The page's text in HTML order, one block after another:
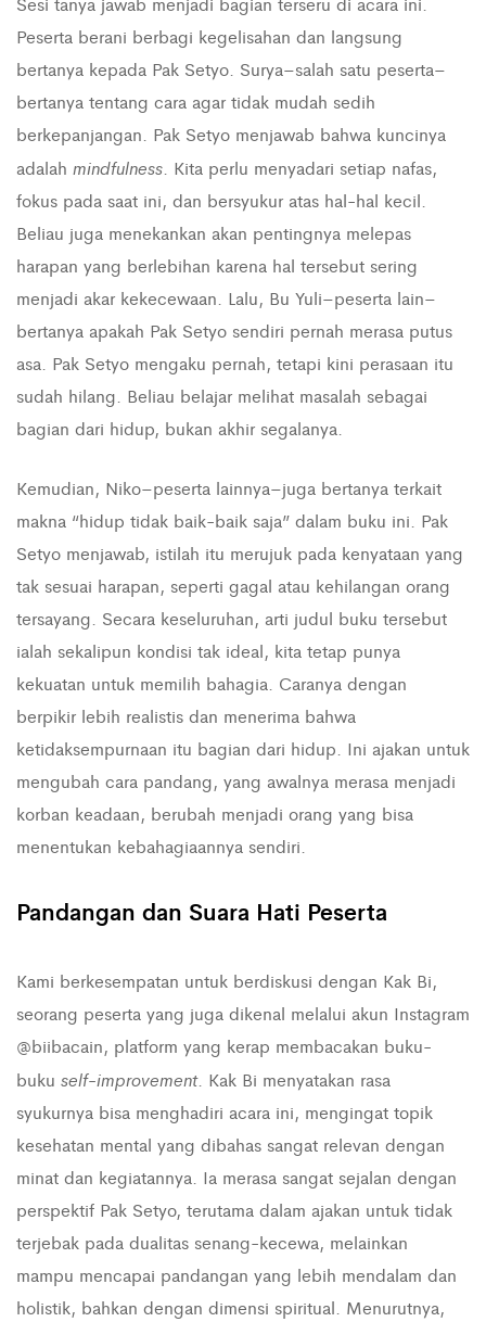
Peserta berani berbagi kegelisahan dan langsung
bertanya kepada Pak Setyo. Surya–salah satu peserta–
bertanya tentang cara agar tidak mudah sedih
berkepanjangan. Pak Setyo menjawab bahwa kuncinya
adalah mindfulness. Kita perlu menyadari setiap nafas,
fokus pada saat ini, dan bersyukur atas hal-hal kecil.
Beliau juga menekankan akan pentingnya melepas
harapan yang berlebihan karena hal tersebut sering
menjadi akar kekecewaan. Lalu, Bu Yuli–peserta lain–
bertanya apakah Pak Setyo sendiri pernah merasa putus
asa. Pak Setyo mengaku pernah, tetapi kini perasaan itu
sudah hilang. Beliau belajar melihat masalah sebagai
bagian dari hidup, bukan akhir segalanya.
Kemudian, Niko–peserta lainnya–juga bertanya terkait
makna “hidup tidak baik-baik saja” dalam buku ini. Pak
Setyo menjawab, istilah itu merujuk pada kenyataan yang
tak sesuai harapan, seperti gagal atau kehilangan orang
tersayang. Secara keseluruhan, arti judul buku tersebut
ialah sekalipun kondisi tak ideal, kita tetap punya
kekuatan untuk memilih bahagia. Caranya dengan
berpikir lebih realistis dan menerima bahwa
ketidaksempurnaan itu bagian dari hidup. Ini ajakan untuk
mengubah cara pandang, yang awalnya merasa menjadi
korban keadaan, berubah menjadi orang yang bisa
menentukan kebahagiaannya sendiri.
Pandangan dan Suara Hati Peserta
Kami berkesempatan untuk berdiskusi dengan Kak Bi,
seorang peserta yang juga dikenal melalui akun Instagram
@biibacain, platform yang kerap membacakan buku-
buku self-improvement. Kak Bi menyatakan rasa
syukurnya bisa menghadiri acara ini, mengingat topik
kesehatan mental yang dibahas sangat relevan dengan
minat dan kegiatannya. Ia merasa sangat sejalan dengan
perspektif Pak Setyo, terutama dalam ajakan untuk tidak
terjebak pada dualitas senang-kecewa, melainkan
mampu mencapai pandangan yang lebih mendalam dan
holistik, bahkan dengan dimensi spiritual. Menurutnya,